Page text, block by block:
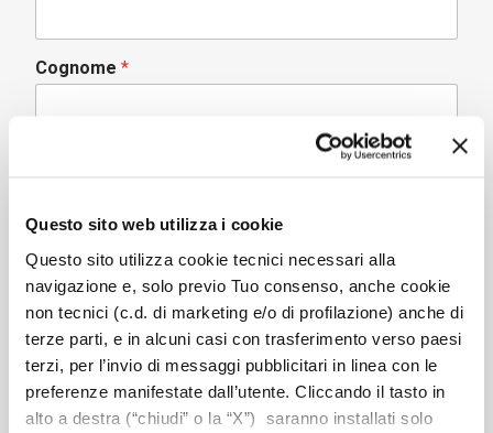
Questo sito web utilizza i cookie
Questo sito utilizza cookie tecnici necessari alla
navigazione e, solo previo Tuo consenso, anche cookie
non tecnici (c.d. di marketing e/o di profilazione) anche di
terze parti, e in alcuni casi con trasferimento verso paesi
terzi, per l’invio di messaggi pubblicitari in linea con le
preferenze manifestate dall’utente. Cliccando il tasto in
alto a destra (“chiudi” o la “X”) saranno installati solo
Cognome *
Provincia
Richiesta/messaggio